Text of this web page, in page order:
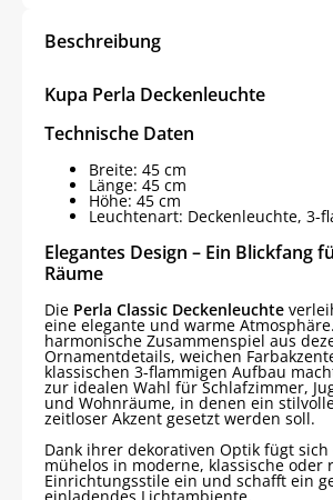
Beschreibung
Kupa Perla Deckenleuchte
Technische Daten
Breite: 45 cm
Länge: 45 cm
Höhe: 45 cm
Leuchtenart: Deckenleuchte, 3-
Elegantes Design – Ein Blickfang
Räume
Die Perla Classic Deckenleuchte
eine elegante und warme
harmonische Zusammenspiel aus
Ornamentdetails, weichen
klassischen 3-flammigen Aufbau
zur idealen Wahl für Schlafzimmer,
und Wohnräume, in denen ein
zeitloser Akzent gesetzt werden soll.
Dank ihrer dekorativen Optik fügt sich
mühelos in moderne, klassische oder
Einrichtungsstile ein und schafft ein